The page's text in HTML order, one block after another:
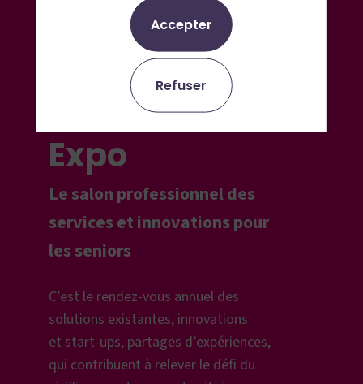
Silver
Economie
Expo
Le salon professionnel des
services et innovations pour
les seniors
C’est le rendez-vous annuel des
solutions existantes, innovations
et start-ups, partages d’expériences,
qui contribuent à relever le défi du
Accepter
Refuser